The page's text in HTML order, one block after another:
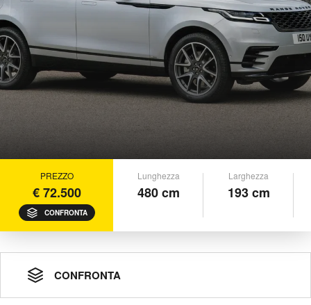
PREZZO
€ 72.500
CONFRONTA
Lunghezza
480 cm
Larghezza
193 cm
CONFRONTA